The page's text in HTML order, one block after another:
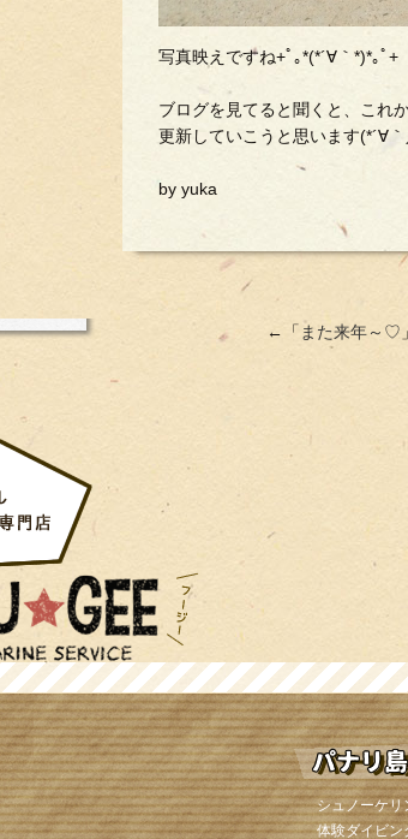
写真映えですね+ﾟ｡*(*´∀｀*)*｡ﾟ+
ブログを見てると聞くと、これ
更新していこうと思います(*´∀｀
by yuka
←「 また来年～♡
シュノーケリ
体験ダイビン